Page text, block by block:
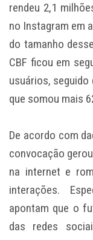
rendeu 2,1
no Instagram em
do tamanho
CBF ficou em
usuários, seguido
que somou mais
De acordo com
convocação
na internet e
interações.
apontam que o
das redes